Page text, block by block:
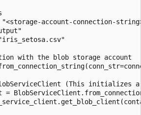
account-connection-
with the blob storage account
(This initializes a
=